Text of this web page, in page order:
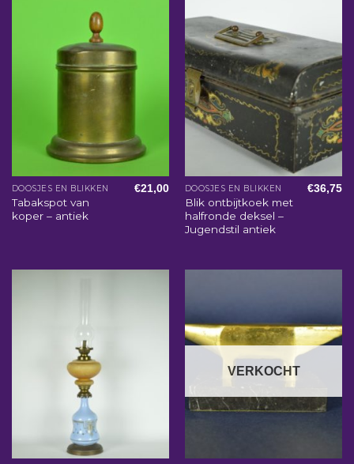
DOOSJES EN BLIKKEN
Tabakspot van
koper – antiek
€21,00 DOOSJES EN BLIKKEN
Blik ontbijtkoek met
halfronde deksel –
Jugendstil antiek
€36,75
VERKOCHT